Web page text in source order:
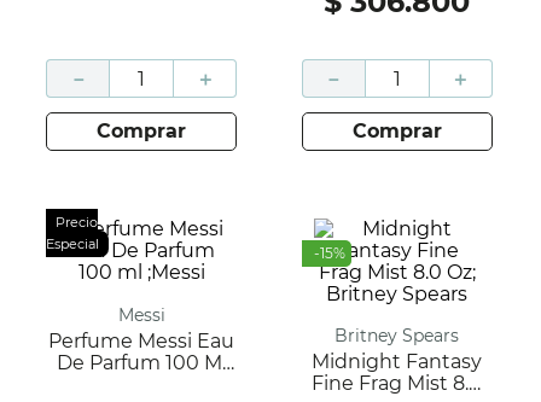
＋
－
comprar
＋
－
comprar
Precio
Especial
Messi
Perfume Messi Eau
De Parfum 100 Ml
-15%
Britney Spears
Midnight Fantasy
Fine Frag Mist 8.0